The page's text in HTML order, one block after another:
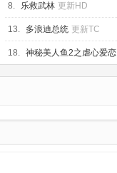
8. 乐救武林 更新HD
13. 多浪迪总统 更新TC
18. 神秘美人鱼2之虐心爱恋
新HD